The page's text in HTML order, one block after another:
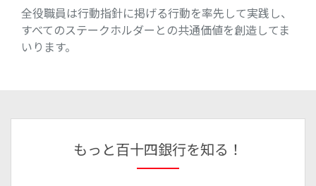
全役職員は行動指針に掲げる行動を率先して実践し、
すべてのステークホルダーとの共通価値を創造してま
いります。
もっと百十四銀行を知る！